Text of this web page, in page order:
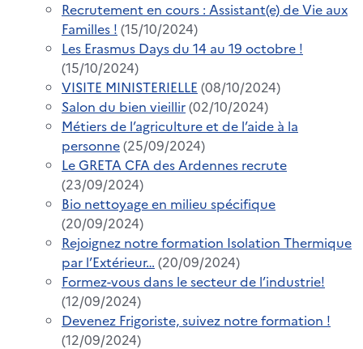
Recrutement en cours : Assistant(e) de Vie aux
Familles ! (15/10/2024)
Les Erasmus Days du 14 au 19 octobre !
(15/10/2024)
VISITE MINISTERIELLE (08/10/2024)
Salon du bien vieillir(02/10/2024)
Métiers de l’agriculture et de l’aide à la
personne(25/09/2024)
Le GRETA CFA des Ardennes recrute
(23/09/2024)
Bio nettoyage en milieu spécifique
(20/09/2024)
Rejoignez notre formation Isolation Thermique
par l’Extérieur… (20/09/2024)
Formez-vous dans le secteur de l’industrie!
(12/09/2024)
Devenez Frigoriste, suivez notre formation !
(12/09/2024)